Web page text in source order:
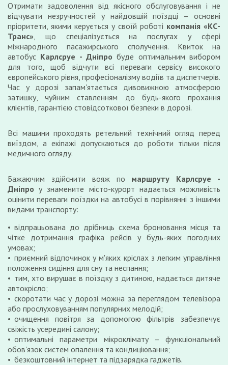
Отримати задоволення від якісного обслуговування і не
відчувати незручностей у найдовшій поїздці – основні
пріоритети, якими керується у своїй роботі компанія «КС-
Транс», що спеціалізується на послугах у сфері
міжнародного пасажирського сполучення. Квиток на
автобус Карлсруе - Дніпро буде оптимальним вибором
для того, щоб відчути всі переваги сервісу високого
європейського рівня, професіоналізму водіїв та диспетчерів.
Час у дорозі запам'ятається дивовижною атмосферою
затишку, чуйним ставленням до будь-якого прохання
клієнтів, гарантією стовідсоткової безпеки в дорозі.
Всі машини проходять ретельний технічний огляд перед
виїздом, а екіпажі допускаються до роботи тільки після
медичного огляду.
Бажаючим здійснити вояж по маршруту Карлсруе -
Дніпроу знамените місто-курорт надається можливість
оцінити переваги поїздки на автобусі в порівнянні з іншими
видами транспорту:
відпрацьована до дрібниць схема бронювання місця та
чітке дотримання графіка рейсів у будь-яких погодних
умовах;
приємний відпочинок у м'яких кріслах з легким управління
положення сидіння для сну та неспання;
тим, хто вирушає в поїздку з дитиною, надається дитяче
автокрісло;
скоротати час у дорозі можна за переглядом телевізора
або прослуховуванням популярних мелодій;
очищення повітря за допомогою фільтрів забезпечує
свіжість усередині салону;
оптимальні параметри мікроклімату – функціональний
обов'язок систем опалення та кондиціювання;
безкоштовний інтернет та підзарядка гаджетів.